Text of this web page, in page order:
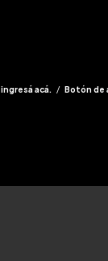
ingresá acá. / Botón de